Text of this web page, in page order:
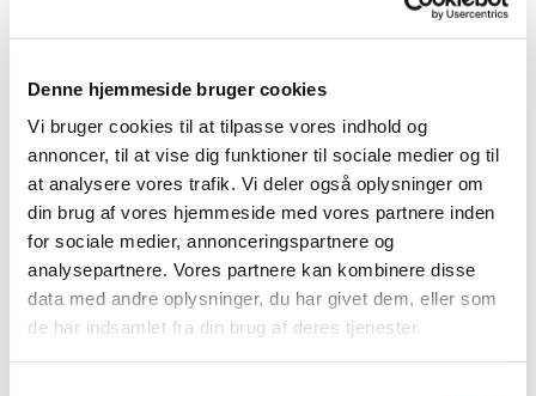
Denne hjemmeside bruger cookies
Vi bruger cookies til at tilpasse vores indhold og
annoncer, til at vise dig funktioner til sociale medier og til
at analysere vores trafik. Vi deler også oplysninger om
din brug af vores hjemmeside med vores partnere inden
for sociale medier, annonceringspartnere og
analysepartnere. Vores partnere kan kombinere disse
data med andre oplysninger, du har givet dem, eller som
de har indsamlet fra din brug af deres tjenester.
samværet og hjælper til at fremme barnets
koncentrations- og indlæringsevne.
Undervisningen varetages af Svafa Thorhallsdottir.
Bagefter er der tid til kaffe, te og snak.